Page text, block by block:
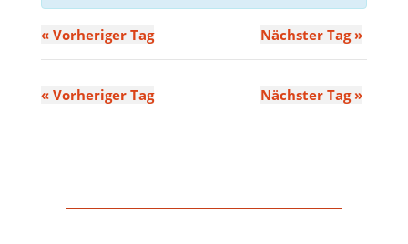
«Vorheriger Tag Nächster Tag »
«Vorheriger Tag Nächster Tag »